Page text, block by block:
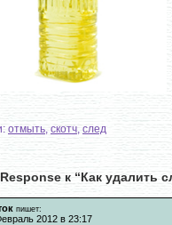
отмыть, скотч, след
к “Как удалить
пишет:
2012 в 23:17